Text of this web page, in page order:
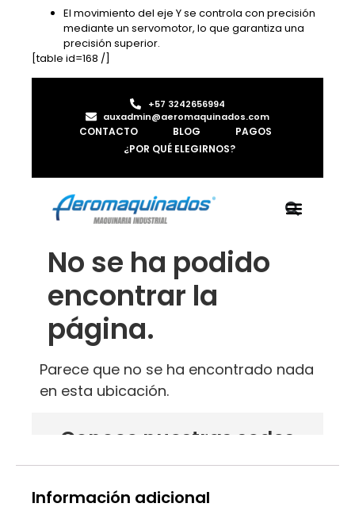
El movimiento del eje Y se controla con precisión
mediante un servomotor, lo que garantiza una
precisión superior.
[table id=168 /]
Información adicional